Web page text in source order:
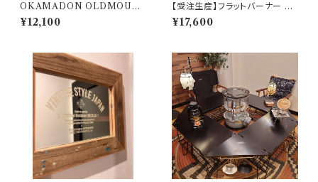
OKAMADON OLDMOUN
TAIN × 802PRODUCTS W
alnut 炎
¥12,100
【受注生産】フラットバーナー 五
徳 【 TRIBAL NAIN 】 Snow
Peak スノーピーク
¥17,600